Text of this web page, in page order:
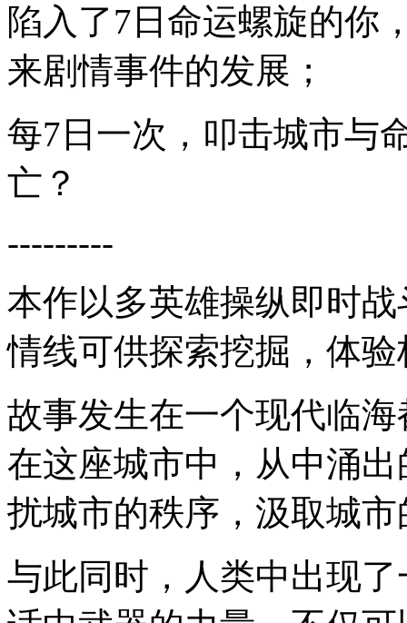
陷入了7日命运螺旋的你
来剧情事件的发展；
每7日一次，叩击城市与
亡？
---------
本作以多英雄操纵即时
情线可供探索挖掘，体
故事发生在一个现代临
在这座城市中，从中涌
扰城市的秩序，汲取城
与此同时，人类中出现